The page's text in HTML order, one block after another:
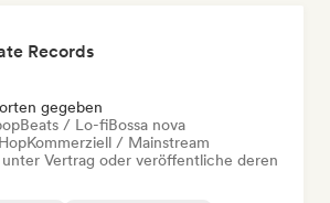
Records
gegeben
Beats / Lo-fiBossa nova
Kommerziell / Mainstream
Vertrag oder veröffentliche deren